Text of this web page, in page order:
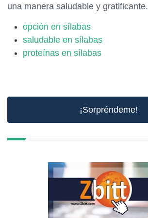
una manera saludable y gratificante.
opción en sílabas
saludable en sílabas
proteínas en sílabas
¡Sorpréndeme!